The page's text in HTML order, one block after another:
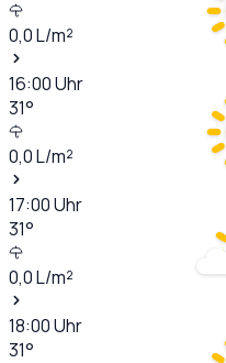
0,0L/m²
16:00Uhr
31°
0,0L/m²
17:00Uhr
31°
0,0L/m²
18:00Uhr
31°